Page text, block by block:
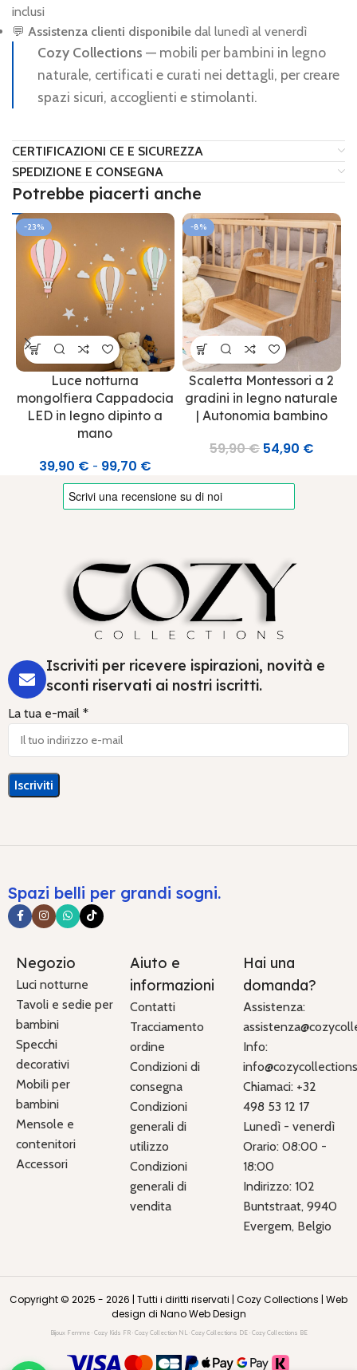
inclusi
💬 Assistenza clienti disponibile dal lunedì al venerdì
Cozy Collections — mobili per bambini in legno
naturale, certificati e curati nei dettagli, per creare
spazi sicuri, accoglienti e stimolanti.
CERTIFICAZIONI CE E SICUREZZA
SPEDIZIONE E CONSEGNA
Potrebbe piacerti anche
-23%
Luce notturna
mongolfiera Cappadocia
LED in legno dipinto a
mano
39,90 € - 99,70 €
-8%
Scaletta Montessori a 2
gradini in legno naturale
| Autonomia bambino
59,90€ 54,90 €
Iscriviti per ricevere ispirazioni, novità e
sconti riservati ai nostri iscritti.
La tua e-mail *
Spazi belli per grandi sogni.
Negozio
Luci notturne
Tavoli e sedie per
bambini
Specchi
decorativi
Mobili per
bambini
Mensole e
contenitori
Accessori
Aiuto e
informazioni
Contatti
Tracciamento
ordine
Condizioni di
consegna
Condizioni
generali di
utilizzo
Condizioni
generali di
vendita
Hai una
domanda?
Assistenza:
Info:
Chiamaci: +32
498 53 12 17
Lunedì - venerdì
Orario: 08:00 -
18:00
Indirizzo: 102
Buntstraat, 9940
Evergem, Belgio
Copyright © 2025 - 2026 | Tutti i diritti riservati | Cozy Collections | Web
design di Nano Web Design
Bijoux Femme · Cozy Kids FR · Cozy Collection NL · Cozy Collections DE · Cozy Collections BE